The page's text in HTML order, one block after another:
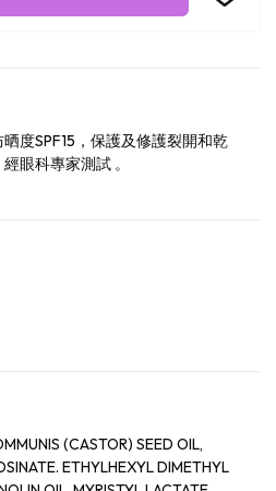
度SPF15，保護及修護裂開和乾
眼科專家測試 。
(CASTOR) SEED OIL,
ETHYLHEXYL DIMETHYL